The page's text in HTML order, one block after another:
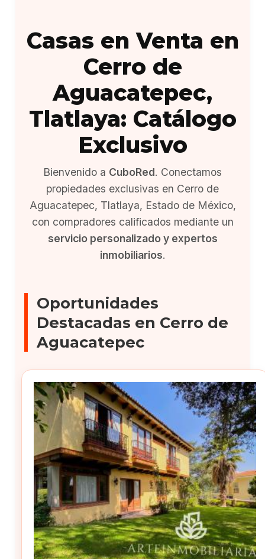
Casas en Venta en
Cerro de
Aguacatepec,
Tlatlaya: Catálogo
Exclusivo
Bienvenido a CuboRed. Conectamos
propiedades exclusivas en Cerro de
Aguacatepec, Tlatlaya, Estado de México,
con compradores calificados mediante un
servicio personalizado y expertos
inmobiliarios.
Oportunidades
Destacadas en Cerro de
Aguacatepec